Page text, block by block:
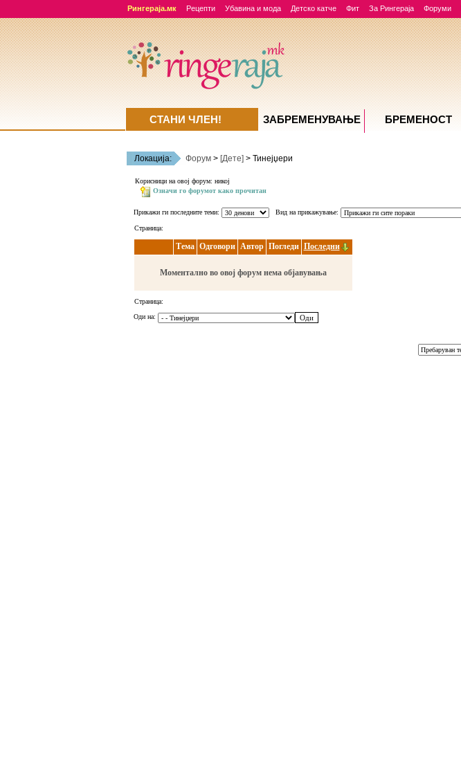
Рингераја.мк Рецепти Убавина и мода Детско катче Фит За Рингераја Форуми
Локација: Форум> [Дете] > Тинејџери
Корисници на овој форум: никој
Означи го форумот како прочитан
Прикажи ги последните теми: Вид на прикажување:
Страница:
Тема Одговори Автор Погледи Последни
Моментално во овој форум нема објавувања
Страница:
Оди на:
СТАНИ ЧЛЕН! ЗАБРЕМЕНУВАЊE БРЕМЕНОСТ